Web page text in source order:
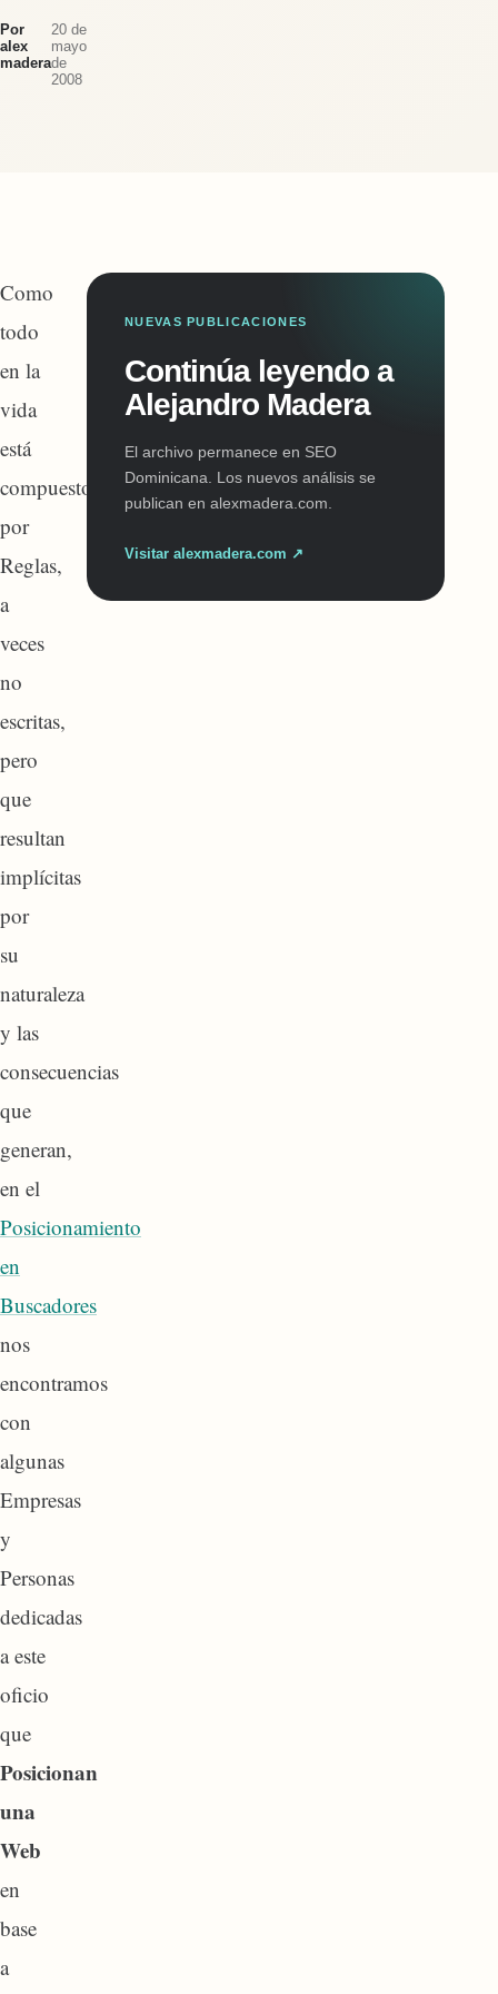
Por
alex
madera
20 de
mayo
de
2008
Como
todo
en la
vida
está
compuesto
por
Reglas,
a
veces
no
escritas,
pero
que
resultan
implícitas
por
su
naturaleza
y las
consecuencias
que
generan,
en el
Posicionamiento
en
Buscadores
nos
encontramos
con
algunas
Empresas
y
Personas
dedicadas
a este
oficio
que
Posicionan
una
Web
en
base
a
NUEVAS PUBLICACIONES
Continúa leyendo a
Alejandro Madera
El archivo permanece en SEO
Dominicana. Los nuevos análisis se
publican en alexmadera.com.
Visitar alexmadera.com ↗